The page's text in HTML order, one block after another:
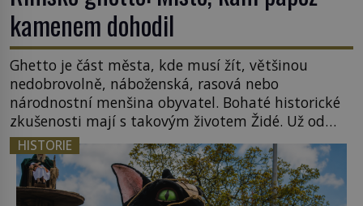
kamenem dohodil
Ghetto je část města, kde musí žít, většinou
nedobrovolně, náboženská, rasová nebo
národnostní menšina obyvatel. Bohaté historické
zkušenosti mají s takovým životem Židé. Už od
středověku jsou totiž v každou chvíli nuceni v
nějakém žít. Mezi ty nejslavnější patří i římské
ghetto založené v roce 1555. Pokud jde o vztah
k Židům, nemá se Řím čím chlubit. […]
HISTORIE